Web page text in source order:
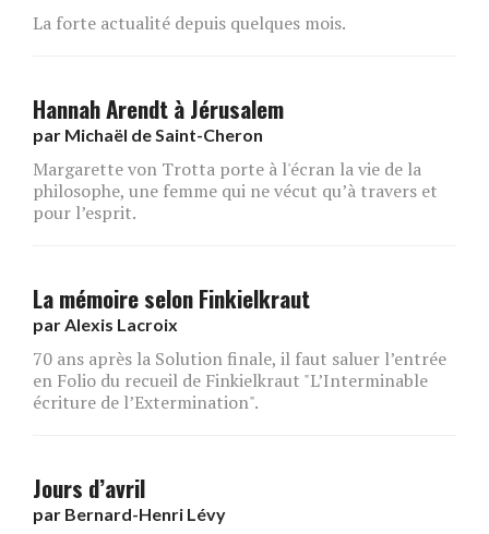
La forte actualité depuis quelques mois.
Hannah Arendt à Jérusalem
par Michaël de Saint-Cheron
Margarette von Trotta porte à l'écran la vie de la
philosophe, une femme qui ne vécut qu’à travers et
pour l’esprit.
La mémoire selon Finkielkraut
parAlexis Lacroix
70 ans après la Solution finale, il faut saluer l’entrée
en Folio du recueil de Finkielkraut "L’Interminable
écriture de l’Extermination".
Jours d’avril
par Bernard-Henri Lévy